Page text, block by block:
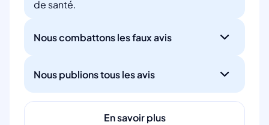
de santé.
Nous combattons les faux avis
Nous publions tous les avis
En savoir plus